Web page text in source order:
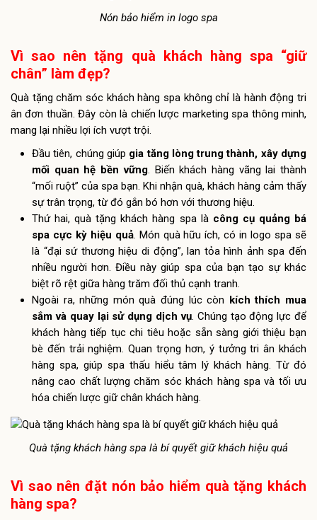
Nón bảo hiểm in logo spa
Vì sao nên tặng quà khách hàng spa “giữ
chân” làm đẹp?
Quà tặng chăm sóc khách hàng spa không chỉ là hành động tri
ân đơn thuần. Đây còn là chiến lược marketing spa thông minh,
mang lại nhiều lợi ích vượt trội.
Đầu tiên, chúng giúp gia tăng lòng trung thành, xây dựng
mối quan hệ bền vững. Biến khách hàng vãng lai thành
“mối ruột” của spa bạn. Khi nhận quà, khách hàng cảm thấy
sự trân trọng, từ đó gắn bó hơn với thương hiệu.
Thứ hai, quà tặng khách hàng spa là công cụ quảng bá
spa cực kỳ hiệu quả. Món quà hữu ích, có in logo spa sẽ
là “đại sứ thương hiệu di động”, lan tỏa hình ảnh spa đến
nhiều người hơn. Điều này giúp spa của bạn tạo sự khác
biệt rõ rệt giữa hàng trăm đối thủ cạnh tranh.
Ngoài ra, những món quà đúng lúc còn kích thích mua
sắm và quay lại sử dụng dịch vụ. Chúng tạo động lực để
khách hàng tiếp tục chi tiêu hoặc sẵn sàng giới thiệu bạn
bè đến trải nghiệm. Quan trọng hơn, ý tưởng tri ân khách
hàng spa, giúp spa thấu hiểu tâm lý khách hàng. Từ đó
nâng cao chất lượng chăm sóc khách hàng spa và tối ưu
hóa chiến lược giữ chân khách hàng.
Quà tặng khách hàng spa là bí quyết giữ khách hiệu quả
Vì sao nên đặt nón bảo hiểm quà tặng khách
hàng spa?